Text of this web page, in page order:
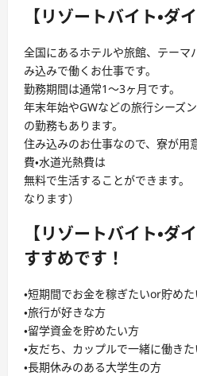
【リゾートバイト・ダ
全国にあるホテルや旅館、テーマ
み込みで働くお仕事です。
勤務期間は通常1〜3ヶ月です。
年末年始やGWなどの旅行シーズ
の勤務もあります。
住み込みのお仕事なので、寮が用
費・水道光熱費は
無料で生活することができます
なります）
【リゾートバイト・ダ
すすめです！
・短期間でお金を稼ぎたいor貯め
・旅行が好きな方
・留学資金を貯めたい方
・友だち、カップルで一緒に働き
・長期休みのある大学生の方